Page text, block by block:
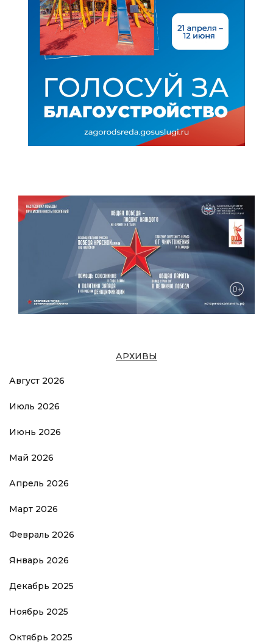
АРХИВЫ
Август 2026
Июль 2026
Июнь 2026
Май 2026
Апрель 2026
Март 2026
Февраль 2026
Январь 2026
Декабрь 2025
Ноябрь 2025
Октябрь 2025